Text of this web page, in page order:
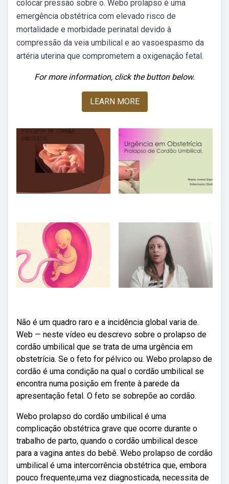
colocar pressão sobre o. Webo prolapso é uma
emergência obstétrica com elevado risco de
mortalidade e morbidade perinatal devido à
compressão da veia umbilical e ao vasoespasmo da
artéria uterina que comprometem a oxigenação fetal.
For more information, click the button below.
LEARN MORE
Não é um quadro raro e a incidência global varia de.
Web — neste vídeo eu descrevo sobre o prolapso de
cordão umbilical que se trata de uma urgência em
obstetrícia. Se o feto for pélvico ou. Webo prolapso de
cordão é uma condição na qual o cordão umbilical se
encontra numa posição em frente à parede da
apresentação fetal. O feto se sobrepõe ao cordão.
Webo prolapso do cordão umbilical é uma
complicação obstétrica grave que ocorre durante o
trabalho de parto, quando o cordão umbilical desce
para a vagina antes do bebê. Webo prolapso de cordão
umbilical é uma intercorrência obstétrica que, embora
pouco frequente,uma vez diagnosticada, necessita de